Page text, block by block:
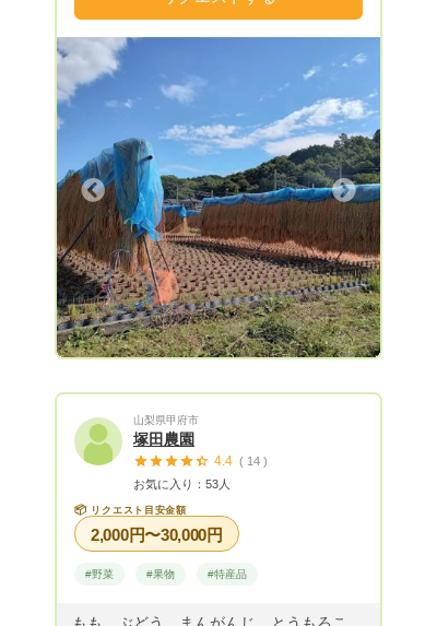
りますのでよろしくお願いいたします。
Next
山梨県甲府市
塚田農園
4.4 ( 14 )
お気に入り：53人
📦 リクエスト目安金額
2,000円〜30,000円
#野菜 #果物 #特産品